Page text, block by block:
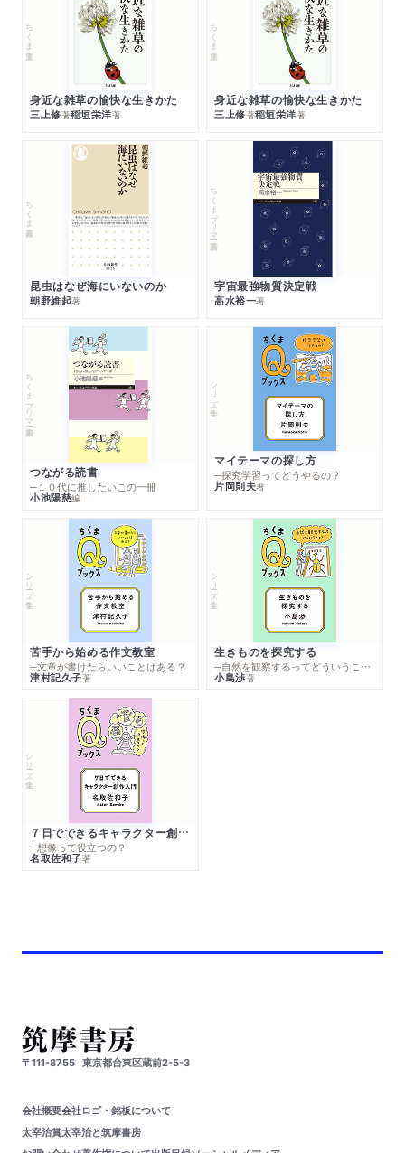
ちくま文庫
身近な雑草の愉快な生きかた
三上修著稲垣栄洋著
ちくま文庫
身近な雑草の愉快な生きかた
三上修著稲垣栄洋著
ちくま新書
昆虫はなぜ海にいないのか
朝野維起著
ちくまプリマー新書
宇宙最強物質決定戦
高水裕一著
ちくまプリマー新書
つながる読書
─１０代に推したいこの一冊
小池陽慈編
シリーズ・全集
マイテーマの探し方
─探究学習ってどうやるの？
片岡則夫著
シリーズ・全集
苦手から始める作文教室
─文章が書けたらいいことはある？
津村記久子著
シリーズ・全集
生きものを探究する
─自然を観察するってどういうこと？
小島渉著
シリーズ・全集
７日でできるキャラクター創作入門
─想像って役立つの？
名取佐和子著
〒111-8755 東京都台東区蔵前2-5-3
会社概要会社ロゴ・銘板について
太宰治賞太宰治と筑摩書房